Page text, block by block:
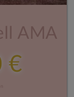
AMA
€